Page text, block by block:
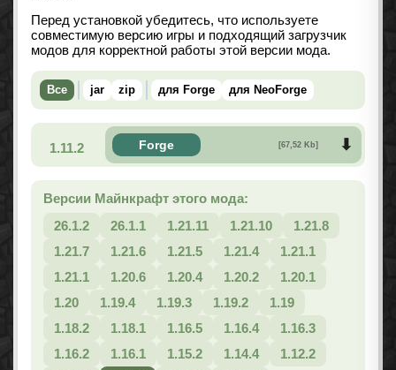
Перед установкой убедитесь, что используете
совместимую версию игры и подходящий загрузчик
модов для корректной работы этой версии мода.
Все jar zip для Forge для NeoForge
1.11.2 Forge [67,52 Kb]
Версии Майнкрафт этого мода:
26.1.2
26.1.1 1.21.11 1.21.10
1.21.8
1.21.7
1.21.6 1.21.5 1.21.4
1.21.1
1.21.1
1.20.6 1.20.4 1.20.2
1.20.1
1.20
1.19.4 1.19.3 1.19.2
1.19
1.18.2
1.18.1 1.16.5 1.16.4
1.16.3
1.16.2
1.16.1 1.15.2 1.14.4
1.12.2